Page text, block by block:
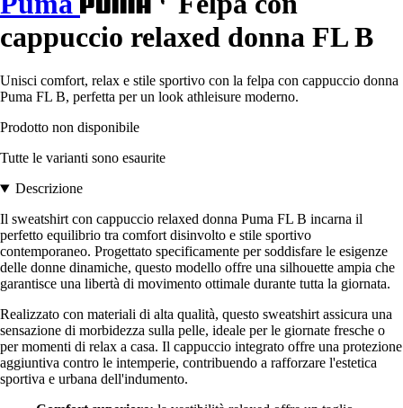
cappuccio relaxed donna FL B
Unisci comfort, relax e stile sportivo con la felpa con cappuccio donna
Puma FL B, perfetta per un look athleisure moderno.
Prodotto non disponibile
Tutte le varianti sono esaurite
Descrizione
Il sweatshirt con cappuccio relaxed donna Puma FL B incarna il
perfetto equilibrio tra comfort disinvolto e stile sportivo
contemporaneo. Progettato specificamente per soddisfare le esigenze
delle donne dinamiche, questo modello offre una silhouette ampia che
garantisce una libertà di movimento ottimale durante tutta la giornata.
Realizzato con materiali di alta qualità, questo sweatshirt assicura una
sensazione di morbidezza sulla pelle, ideale per le giornate fresche o
per momenti di relax a casa. Il cappuccio integrato offre una protezione
aggiuntiva contro le intemperie, contribuendo a rafforzare l'estetica
sportiva e urbana dell'indumento.